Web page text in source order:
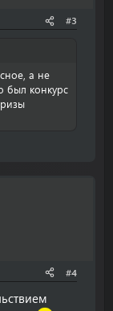
#3
а не
был конкурс
#4